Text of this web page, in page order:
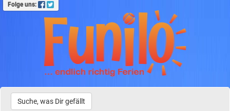
Folge uns:
Suche, was Dir gefällt